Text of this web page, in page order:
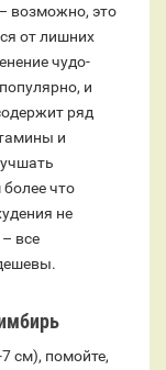
возможно, это
от лишних
чудо-
и
ряд
и
что
не
все
см), помойте,